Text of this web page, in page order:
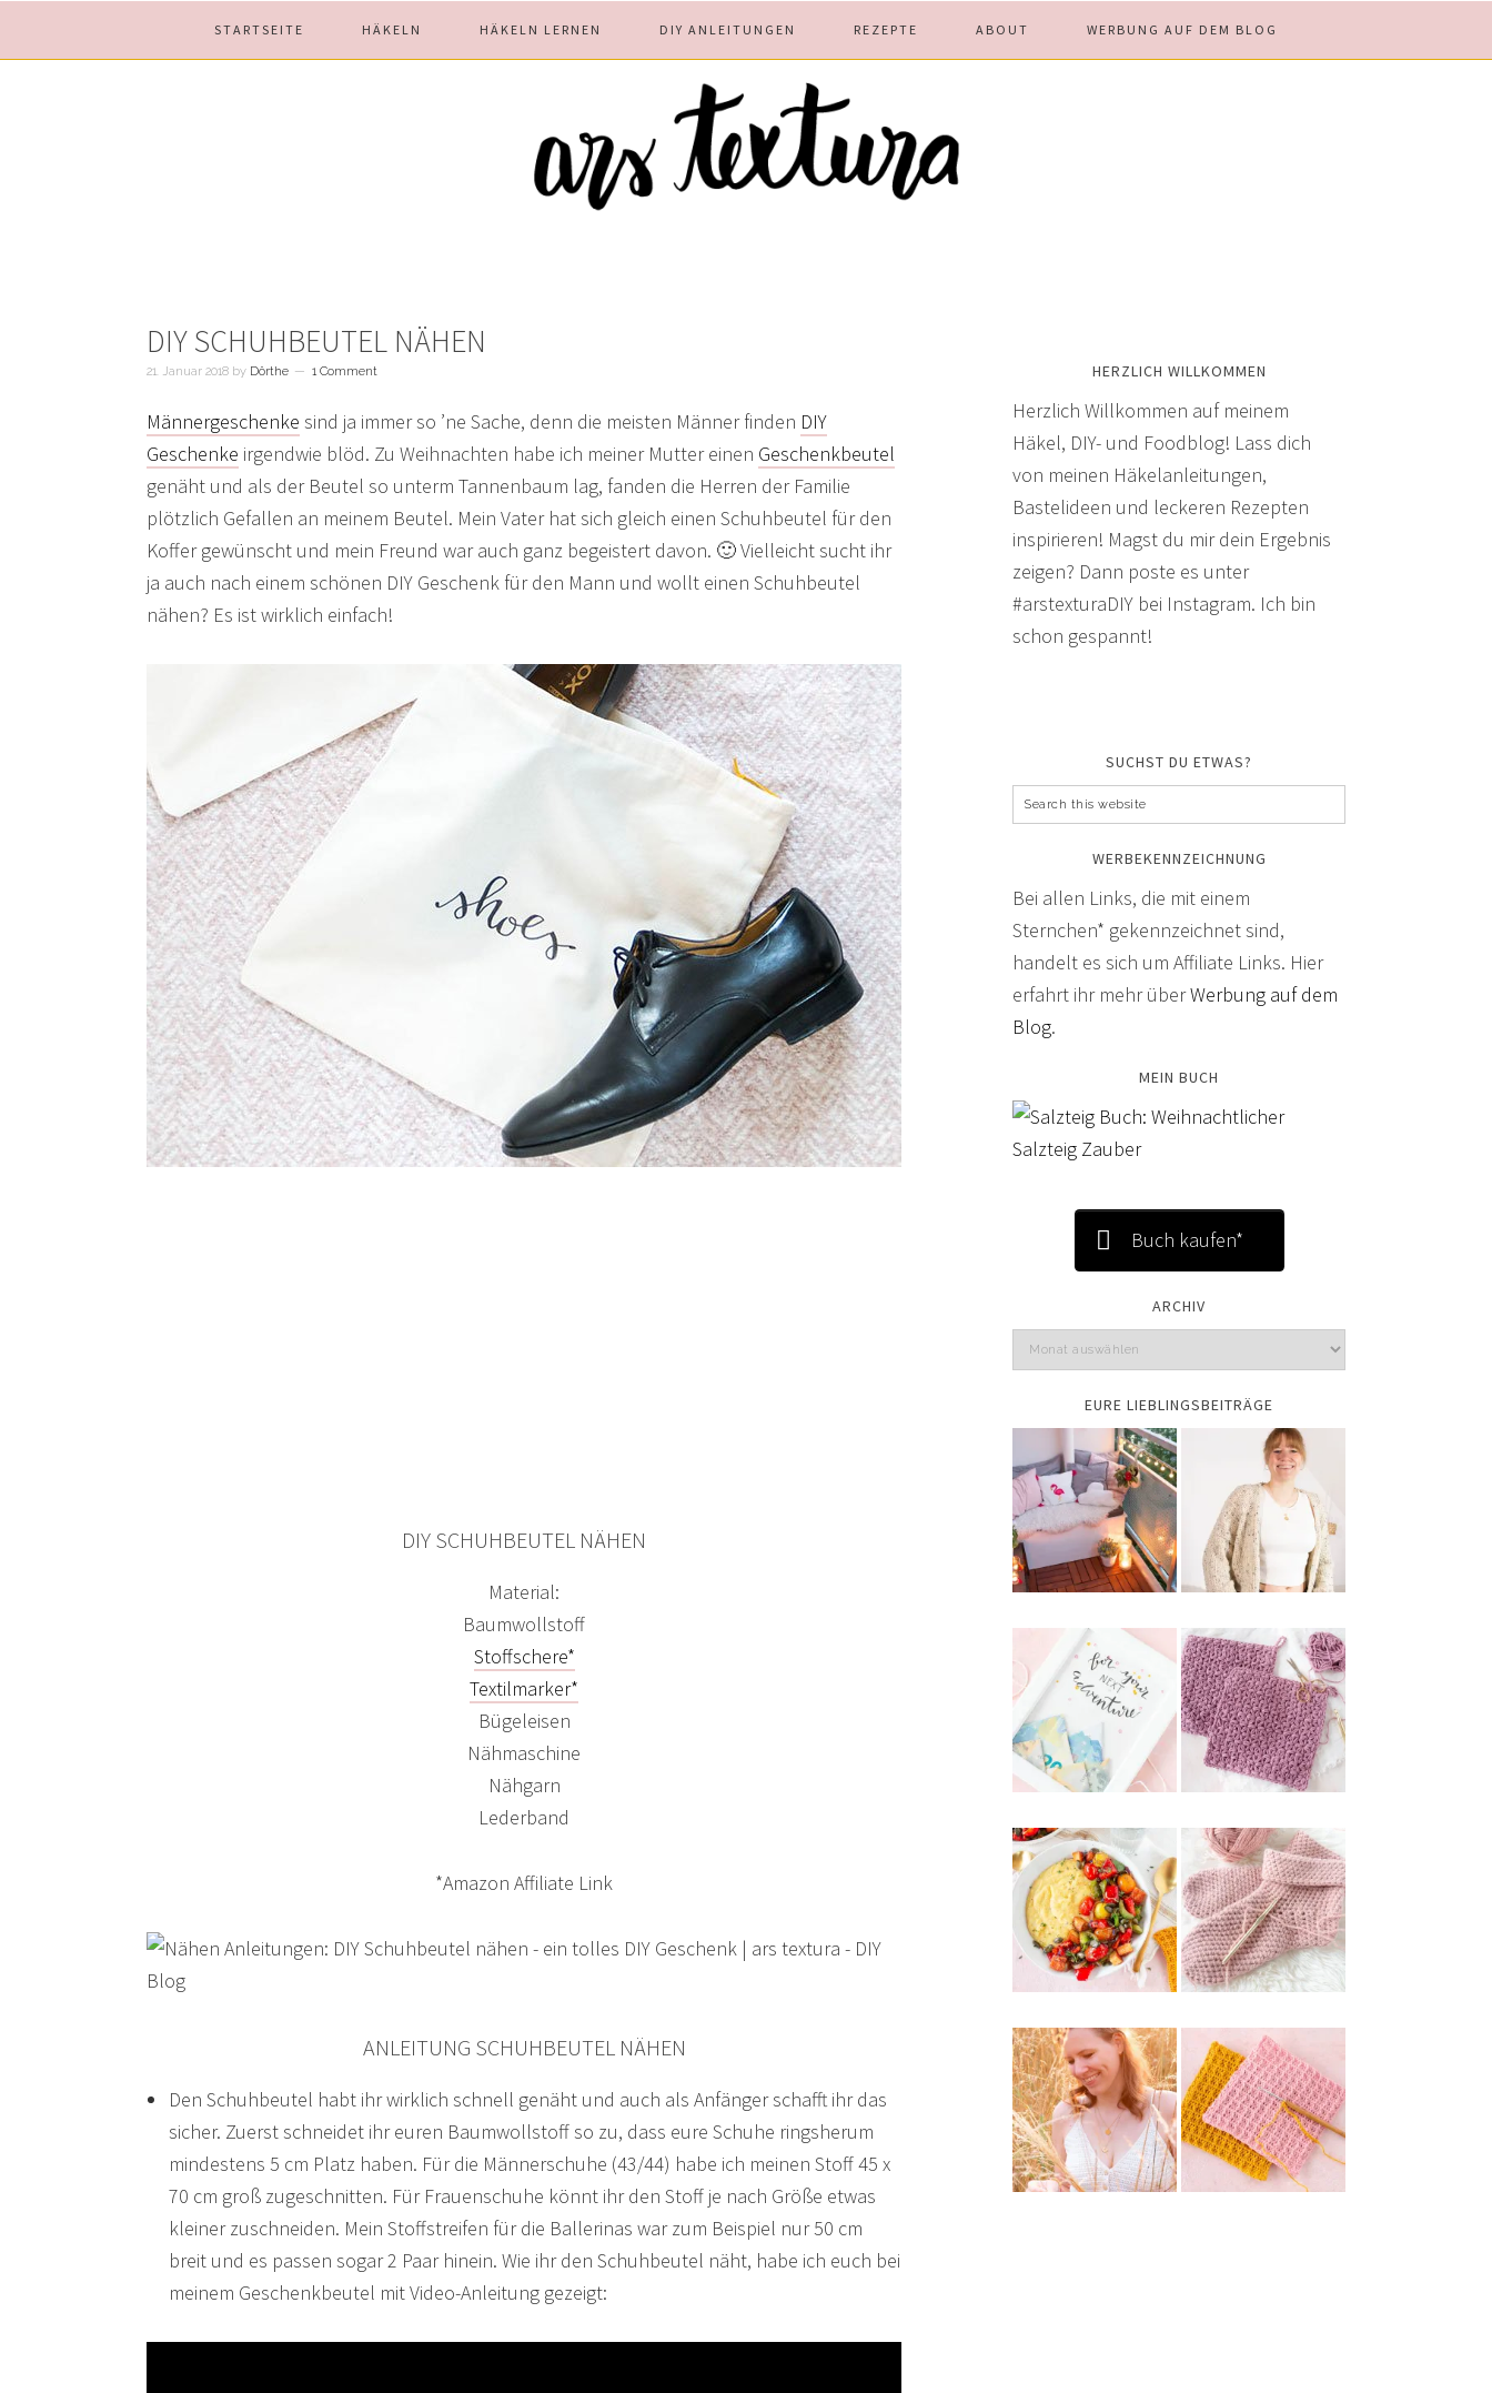
STARTSEITE HÄKELN HÄKELN LERNEN DIY ANLEITUNGEN REZEPTE ABOUT WERBUNG AUF DEM BLOG
DIY SCHUHBEUTEL NÄHEN
21. Januar 2018 by Dörthe 1 Comment
Männergeschenke sind ja immer so ’ne Sache, denn die meisten Männer finden DIY
Geschenke irgendwie blöd. Zu Weihnachten habe ich meiner Mutter einen Geschenkbeutel
genäht und als der Beutel so unterm Tannenbaum lag, fanden die Herren der Familie
plötzlich Gefallen an meinem Beutel. Mein Vater hat sich gleich einen Schuhbeutel für den
Koffer gewünscht und mein Freund war auch ganz begeistert davon. 🙂 Vielleicht sucht ihr
ja auch nach einem schönen DIY Geschenk für den Mann und wollt einen Schuhbeutel
nähen? Es ist wirklich einfach!
DIY SCHUHBEUTEL NÄHEN
Material:
Baumwollstoff
Stoffschere*
Textilmarker*
Bügeleisen
Nähmaschine
Nähgarn
Lederband
*Amazon Affiliate Link
ANLEITUNG SCHUHBEUTEL NÄHEN
Den Schuhbeutel habt ihr wirklich schnell genäht und auch als Anfänger schafft ihr das
sicher. Zuerst schneidet ihr euren Baumwollstoff so zu, dass eure Schuhe ringsherum
mindestens 5 cm Platz haben. Für die Männerschuhe (43/44) habe ich meinen Stoff 45 x
70 cm groß zugeschnitten. Für Frauenschuhe könnt ihr den Stoff je nach Größe etwas
kleiner zuschneiden. Mein Stoffstreifen für die Ballerinas war zum Beispiel nur 50 cm
breit und es passen sogar 2 Paar hinein. Wie ihr den Schuhbeutel näht, habe ich euch bei
meinem Geschenkbeutel mit Video-Anleitung gezeigt:
HERZLICH WILLKOMMEN
Herzlich Willkommen auf meinem
Häkel, DIY- und Foodblog! Lass dich
von meinen Häkelanleitungen,
Bastelideen und leckeren Rezepten
inspirieren! Magst du mir dein Ergebnis
zeigen? Dann poste es unter
#arstexturaDIY bei Instagram. Ich bin
schon gespannt!
SUCHST DU ETWAS?
WERBEKENNZEICHNUNG
Bei allen Links, die mit einem
Sternchen* gekennzeichnet sind,
handelt es sich um Affiliate Links. Hier
erfahrt ihr mehr überWerbung auf dem
Blog.
MEIN BUCH
Buch kaufen*
ARCHIV
EURE LIEBLINGSBEITRÄGE